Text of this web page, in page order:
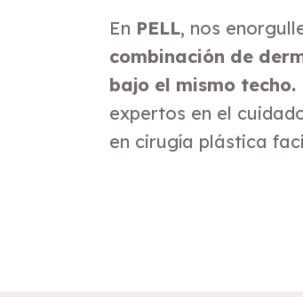
En PELL, nos
combinación de
bajo el mismo techo.
expertos en el
en cirugía plástica